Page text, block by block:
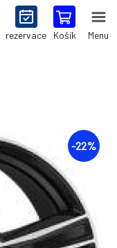
rezervace Košík Menu
-22%